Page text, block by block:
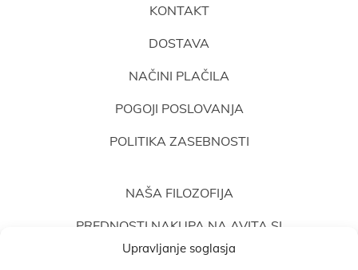
Upravljanje soglasja
KONTAKT
DOSTAVA
NAČINI PLAČILA
POGOJI POSLOVANJA
POLITIKA ZASEBNOSTI
NAŠA FILOZOFIJA
PREDNOSTI NAKUPA NA AVITA.SI
MNENJA STRANK